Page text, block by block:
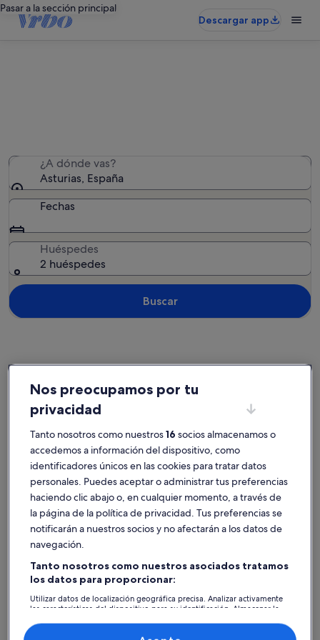
Pasar a la sección principal
Descargar app
¿A dónde vas?
Asturias, España
Fechas
Huéspedes
2 huéspedes
Buscar
España Casas rurales en Asturias
Ciudades populares de Asturias
Gijón
Gijón
Gijón Oviedo
Encuentra la casa rural perfecta
en Asturias
Nos preocupamos por tu
privacidad
Tanto nosotros como nuestros16 socios almacenamos o
accedemos a información del dispositivo, como
identificadores únicos en las cookies para tratar datos
personales. Puedes aceptar o administrar tus preferencias
haciendo clic abajo o, en cualquier momento, a través de
la página de la política de privacidad. Tus preferencias se
notificarán a nuestros socios y no afectarán a los datos de
navegación.
Tanto nosotros como nuestros asociados tratamos
los datos para proporcionar:
Utilizar datos de localización geográfica precisa. Analizar activamente
las características del dispositivo para su identificación. Almacenar la
contenido personalizados, medición de publicidad y contenido,